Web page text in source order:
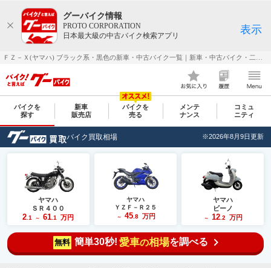
グーバイク情報
PROTO CORPORATION
日本最大級の中古バイク検索アプリ
表示
バイクを
探す
新車
販売店
バイクを
売る
メンテ
ナンス
コミュ
ニティ
バイク買取相場 ※2026年8月9日更新
ヤマハ
ＳＲ４００
2 .1 ～ 61 .1 万円
ヤマハ
ＹＺＦ－Ｒ２５
～ 45.8 万円
ヤマハ
ビーノ
～ 12.2 万円
無料 簡単30秒! 愛車の相場を調べる